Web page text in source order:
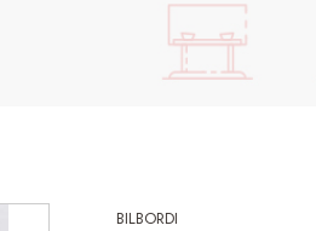
BILBORDI